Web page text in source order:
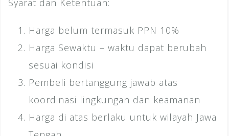
Harga belum termasuk PPN 10%
Harga Sewaktu – waktu dapat berubah
sesuai kondisi
Pembeli bertanggung jawab atas
koordinasi lingkungan dan keamanan
Harga di atas berlaku untuk wilayah Jawa